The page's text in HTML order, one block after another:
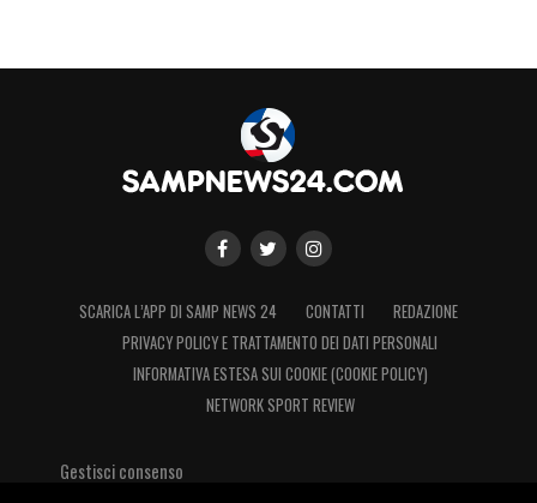
SCARICA L’APP DI SAMP NEWS 24 CONTATTI
REDAZIONE
PRIVACY POLICY E TRATTAMENTO DEI DATI PERSONALI
INFORMATIVA ESTESA SUI COOKIE (COOKIE POLICY)
NETWORK SPORT REVIEW
Gestisci consenso